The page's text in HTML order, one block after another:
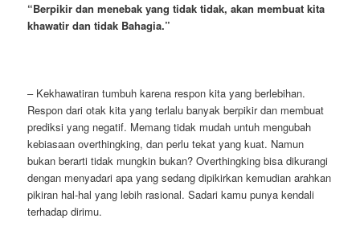
“Berpikir dan menebak yang tidak tidak, akan membuat kita
khawatir dan tidak Bahagia.”
– Kekhawatiran tumbuh karena respon kita yang berlebihan.
Respon dari otak kita yang terlalu banyak berpikir dan membuat
prediksi yang negatif. Memang tidak mudah untuh mengubah
kebiasaan overthingking, dan perlu tekat yang kuat. Namun
bukan berarti tidak mungkin bukan? Overthingking bisa dikurangi
dengan menyadari apa yang sedang dipikirkan kemudian arahkan
pikiran hal-hal yang lebih rasional. Sadari kamu punya kendali
terhadap dirimu.